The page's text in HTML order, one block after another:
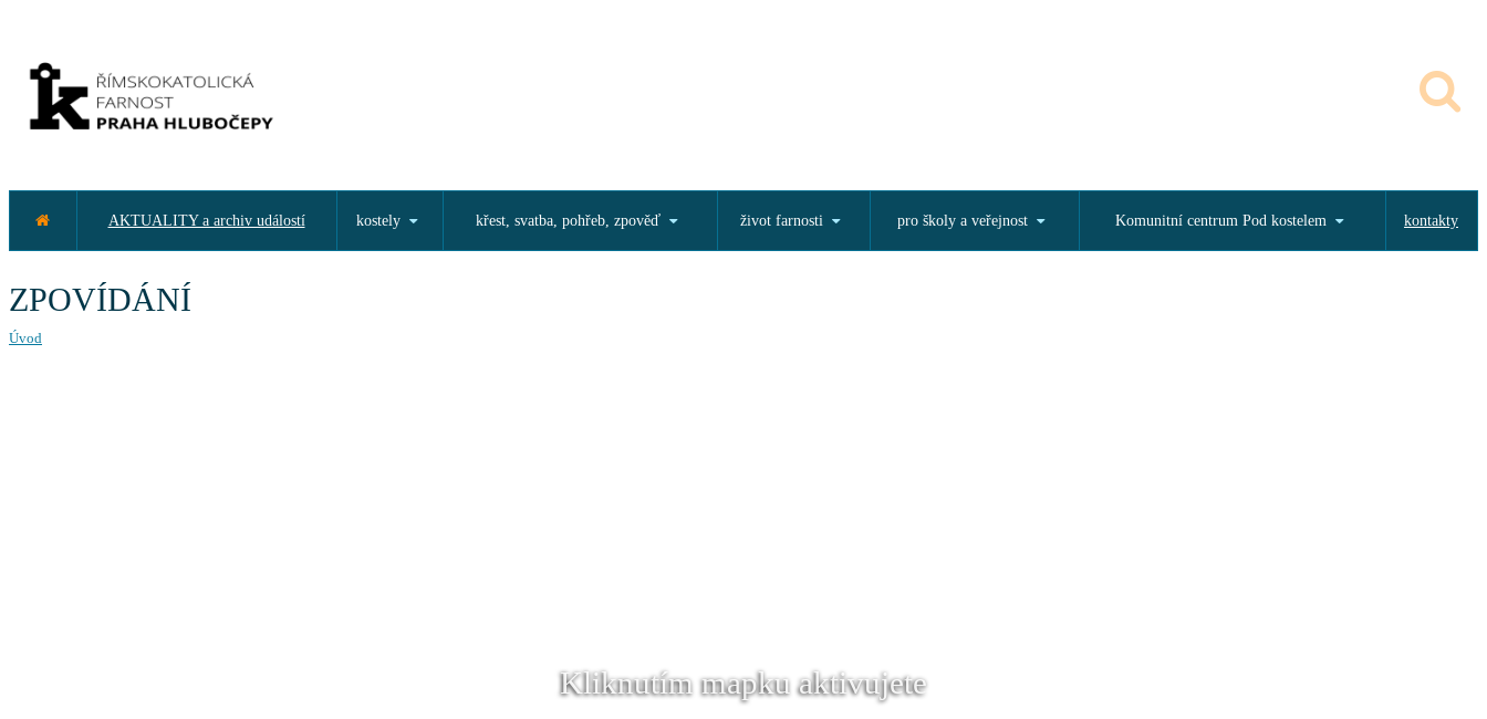
AKTUALITY a archiv událostí kostely křest, svatba, pohřeb, zpověď život farnosti pro školy a veřejnost Komunitní centrum Pod kostelem kontakty
ZPOVÍDÁNÍ
Úvod
Kliknutím mapku aktivujete